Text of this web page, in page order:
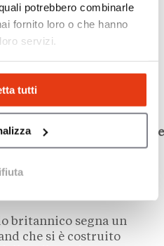
potrebbero combinarle
fornito loro o che hanno
servizi.
tutti
la scadenza
tutto
degli azionisti di
a votare il piano
caso di approvazione
,il gruppo otterrebbe la
le attività e avviare
nuovi proprietari.In
ha avvertito
britannico segna un
che si è costruito